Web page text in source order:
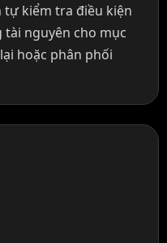
tự kiểm tra điều kiện
nguyên cho mục
hoặc phân phối